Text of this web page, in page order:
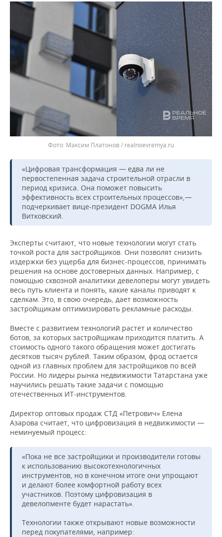
Максим Платонов / realnoevremya.ru
«Цифровая трансформация — едва ли не
первостепенная задача строительной отрасли в
период кризиса. Она поможет повысить
эффективность всех строительных процессов»,—
подчеркивает вице-президент DOGMA Илья
Витковский.
Эксперты считают, что новые технологии могут стать
точкой роста для застройщиков. Они позволят снизить
издержки без ущерба для бизнес-процессов, принимать
решения на основе достоверных данных. Например, с
помощью сквозной аналитики девелоперы могут увидеть
весь путь клиента и понять, какие каналы приводят к
сделкам. Это, в свою очередь, дает возможность
застройщикам оптимизировать рекламные расходы.
Вместе с развитием технологий растет и количество
ботов, за которых застройщикам приходится платить. А
стоимость одного такого обращения может достигать
десятков тысяч рублей. Таким образом, фрод остается
одной из главных проблем для застройщиков по всей
России. Но лидеры рынка недвижимости Татарстана уже
научились решать такие задачи с помощью
отечественных ИТ-инструментов.
Директор оптовых продаж СТД «Петрович» Елена
Азарова считает, что цифровизация в недвижимости —
неминуемый процесс:
«Пока не все застройщики и производители готовы
к использованию высокотехнологичных
инструментов, но в конечном итоге они упрощают
и делают более комфортной работу всех
участников. Поэтому цифровизация в
девелопменте будет нарастать».
Технологии также открывают новые возможности
перед покупателями, например: